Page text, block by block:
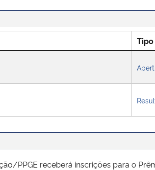
Tipo
PPGE receberá inscrições para o